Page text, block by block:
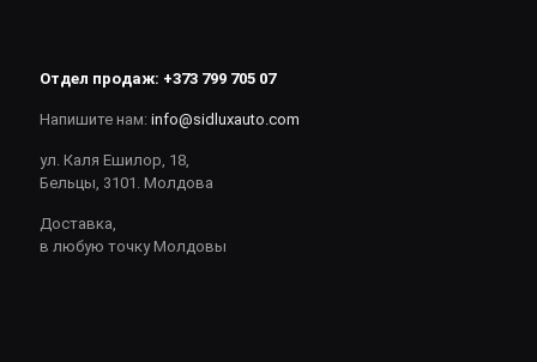
Отдел продаж: +373 799 705 07
Напишите нам: info@sidluxauto.com
ул. Каля Ешилор, 18,
Бельцы, 3101. Молдова
Доставка,
в любую точку Молдовы